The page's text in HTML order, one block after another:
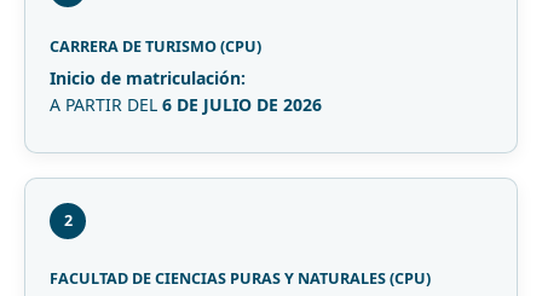
CARRERA DE TURISMO (CPU)
Inicio de matriculación:
A PARTIR DEL 6 DE JULIO DE 2026
2
FACULTAD DE CIENCIAS PURAS Y NATURALES (CPU)